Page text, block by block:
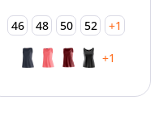
46 48 50 52 +1
+1